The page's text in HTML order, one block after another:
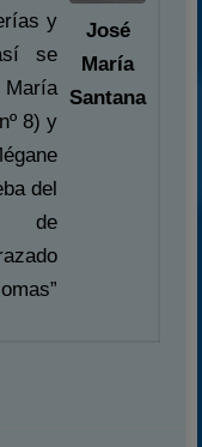
y
se
María
8) y
del
de
José
María
Santana